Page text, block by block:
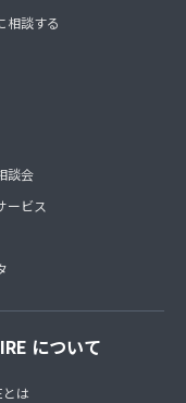
相談する
談会
ービス
について
とは